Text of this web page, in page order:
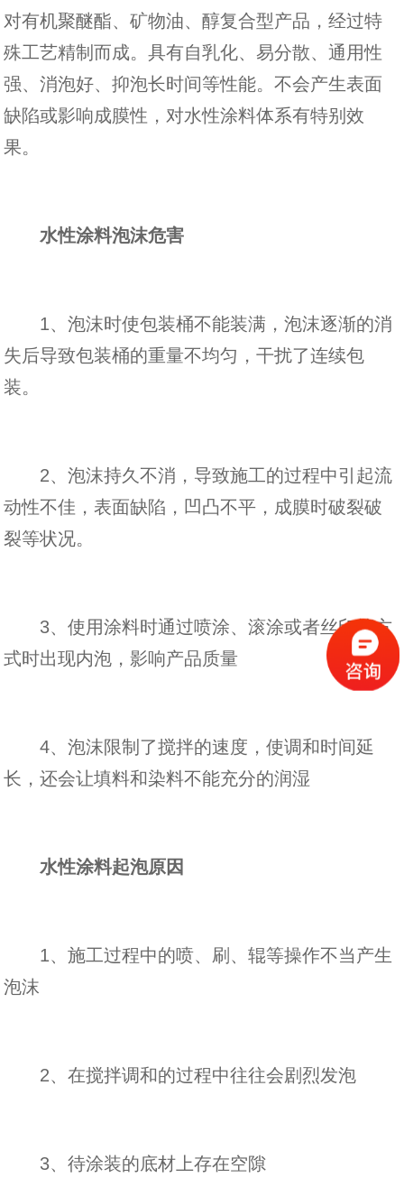
对有机聚醚酯、矿物油、醇复合型产品，经过特
殊工艺精制而成。具有自乳化、易分散、通用性
强、消泡好、抑泡长时间等性能。不会产生表面
缺陷或影响成膜性，对水性涂料体系有特别效
果。
水性涂料泡沫危害
1、泡沫时使包装桶不能装满，泡沫逐渐的消
失后导致包装桶的重量不均匀，干扰了连续包
装。
2、泡沫持久不消，导致施工的过程中引起流
动性不佳，表面缺陷，凹凸不平，成膜时破裂破
裂等状况。
3、使用涂料时通过喷涂、滚涂或者丝印等方
式时出现内泡，影响产品质量
4、泡沫限制了搅拌的速度，使调和时间延
长，还会让填料和染料不能充分的润湿
水性涂料起泡原因
1、施工过程中的喷、刷、辊等操作不当产生
泡沫
2、在搅拌调和的过程中往往会剧烈发泡
3、待涂装的底材上存在空隙